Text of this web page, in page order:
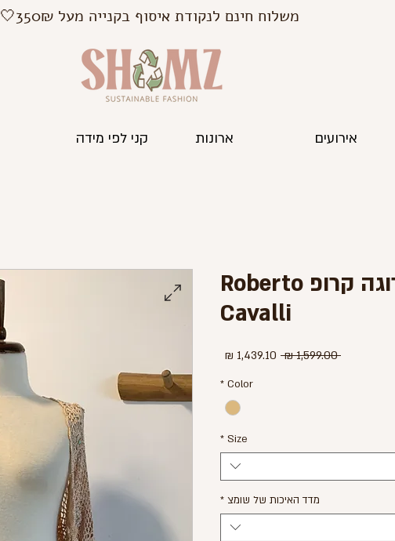
משלוח חינם לנקודת איסוף בקנייה מעל 350₪🤍
קני לפי מידה ארונות אירועים
עליונית סרוגה קרופ Roberto
Cavalli
‏1,599.00 ‏₪
מחיר
Color
*
Size
*
מדד האיכות של שומצ *